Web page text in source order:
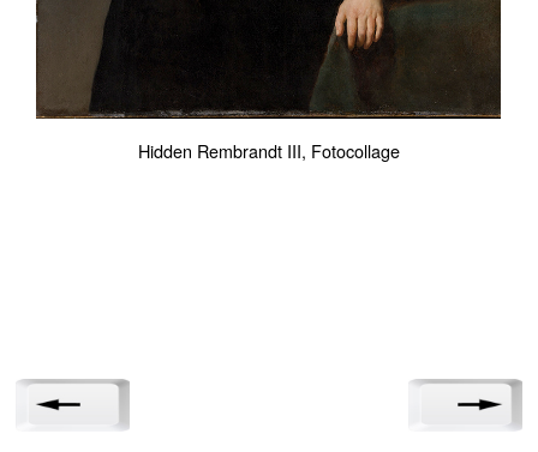
Hidden Rembrandt III, Fotocollage